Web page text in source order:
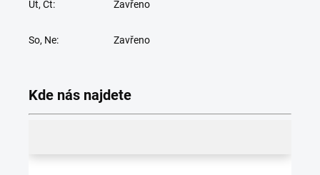
Út, Čt: Zavřeno
So, Ne: Zavřeno
Kde nás najdete